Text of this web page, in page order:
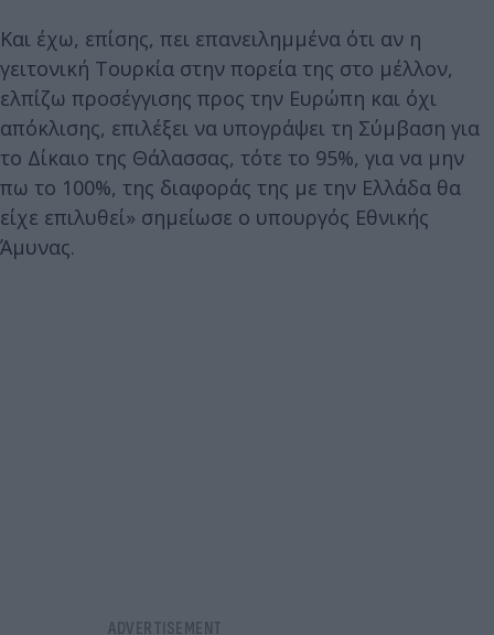
Και έχω, επίσης, πει επανειλημμένα ότι αν η
γειτονική Τουρκία στην πορεία της στο μέλλον,
ελπίζω προσέγγισης προς την Ευρώπη και όχι
απόκλισης, επιλέξει να υπογράψει τη Σύμβαση για
το Δίκαιο της Θάλασσας, τότε το 95%, για να μην
πω το 100%, της διαφοράς της με την Ελλάδα θα
είχε επιλυθεί» σημείωσε ο υπουργός Εθνικής
Άμυνας.